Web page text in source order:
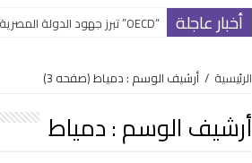
أخبار عاجلة “OECD” تبرز جهود الدولة المصرية في تطوير القطاع السياحي وتحويله رقمياً
الرئيسية / أرشيف الوسم : دمياط(صفحه 3)
أرشيف الوسم :دمياط